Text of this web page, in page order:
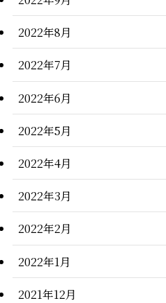
2022年8月
2022年7月
2022年6月
2022年5月
2022年4月
2022年3月
2022年2月
2022年1月
2021年12月